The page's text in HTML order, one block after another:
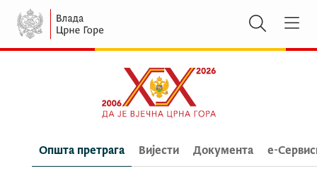
Општа претрага Вијести Документа e-